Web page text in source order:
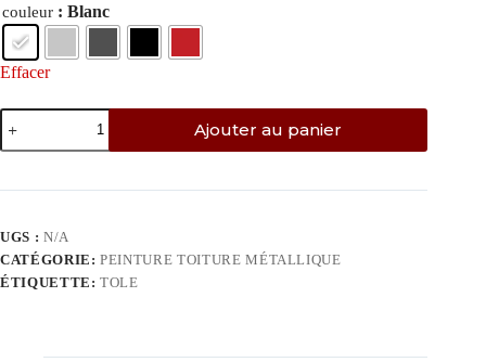
couleur : Blanc
Effacer
Ajouter au panier
UGS : N/A
CATÉGORIE:PEINTURE TOITURE MÉTALLIQUE
ÉTIQUETTE:TOLE